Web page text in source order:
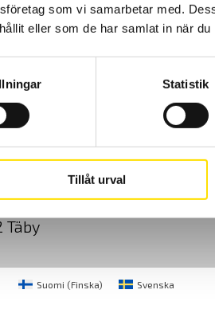
som vi samarbetar med.
eller som de har samlat in när
Statistik
Tillåt urval
35
Täby
08-50 52 68 00
Suomi (Finska) Svenska